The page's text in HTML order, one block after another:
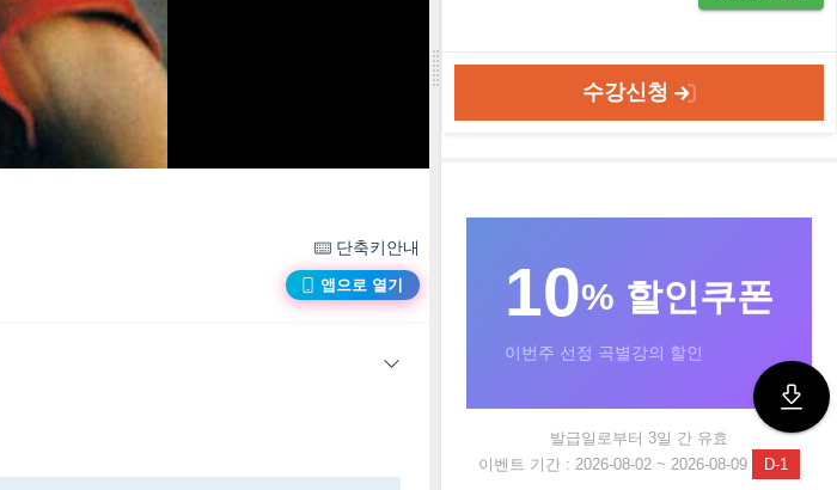
단축키안내
앱으로 열기
수강신청
10% 할인쿠폰
이번주 선정 곡별강의 할인
발급일로부터 3일 간 유효
이벤트 기간 : 2026-08-02 ~ 2026-08-09
D-1